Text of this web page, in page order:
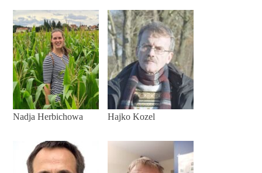
Nadja Herbichowa Hajko Kozel